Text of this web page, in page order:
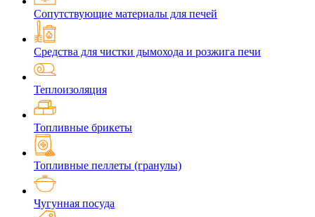
Сопутствующие материалы для печей
Средства для чистки дымохода и розжига печи
Теплоизоляция
Топливные брикеты
Топливные пеллеты (гранулы)
Чугунная посуда